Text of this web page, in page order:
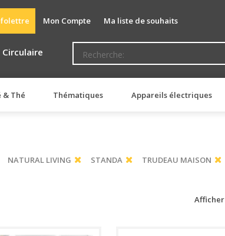
Mon Compte Ma liste de souhaits
Circulaire
& Thé Thématiques Appareils électriques
NATURAL LIVING STANDA TRUDEAU MAISON
Afficher